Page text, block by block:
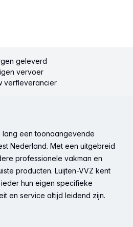
geleverd
vervoer
verfleverancier
lang een toonaangevende
Nederland. Met een uitgebreid
professionele vakman en
producten. Luijten-VVZ kent
hun eigen specifieke
en service altijd leidend zijn.